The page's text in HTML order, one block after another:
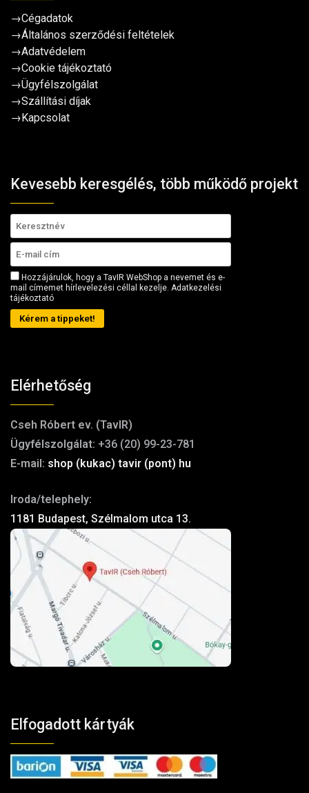
→Cégadatok
→Általános szerződési feltételek
→Adatvédelem
→Cookie tájékoztató
→Ügyfélszolgálat
→Szállítási díjak
→Kapcsolat
Kevesebb keresgélés, több működő projekt
Hozzájárulok, hogy a TavIR WebShop a nevemet és e-
mail címemet hírlevelezési céllal kezelje. Adatkezelési
tájékoztató
Kérem a tippeket!
Elérhetőség
Cseh Róbert ev. (TavIR)
Ügyfélszolgálat: +36 (20) 99-23-781
E-mail: shop (kukac) tavir (pont) hu
Iroda/telephely:
1181 Budapest, Szélmalom utca 13.
Elfogadott kártyák